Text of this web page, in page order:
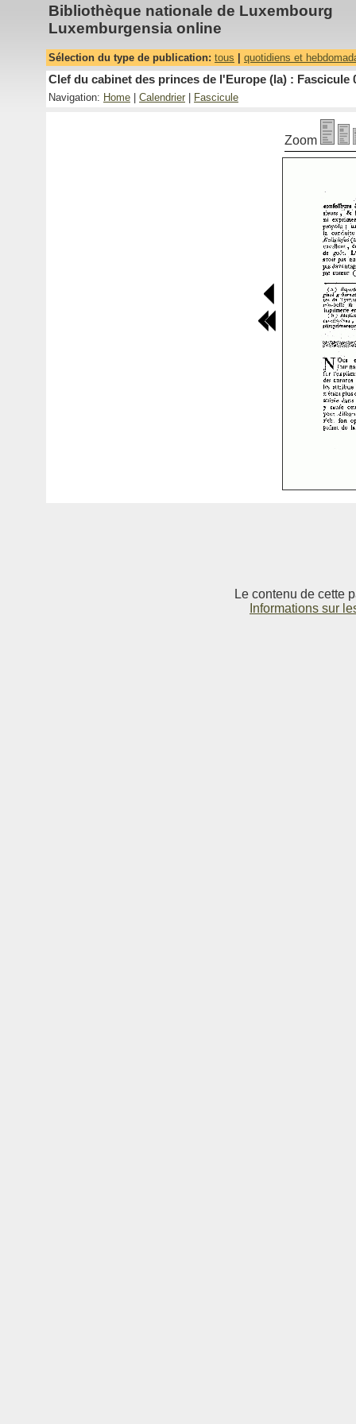
Bibliothèque nationale de Luxembourg
Luxemburgensia online
Sélection du type de publication: tous quotidiens et
Clef du cabinet des princes de l'Europe (la) : Fascicule
Navigation: Home Calendrier Fascicule
Zoom
Le contenu de cette
Informations sur